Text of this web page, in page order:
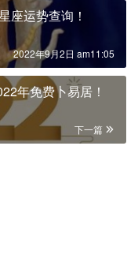
座运势查询！
2022年9月2日 am11:05
年免费卜易居！
下一篇